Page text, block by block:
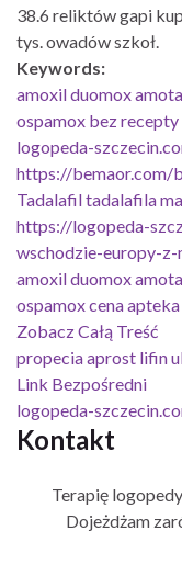
38.6 reliktów gapi
tys. owadów szkoł.
Keywords:
amoxil duomox
ospamox bez
logopeda-
https://bemaor.com/
Tadalafil tadalafila
https://logopeda-
wschodzie-europy-
amoxil duomox
ospamox cena apteka
Zobacz Całą Treść
propecia aprost lifin
Link Bezpośredni
logopeda-
Kontakt
Terapię
Dojeżdżam